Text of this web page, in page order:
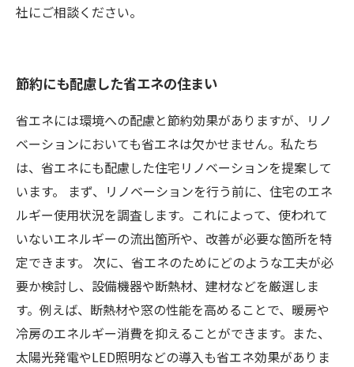
社にご相談ください。
節約にも配慮した省エネの住まい
省エネには環境への配慮と節約効果がありますが、リノ
ベーションにおいても省エネは欠かせません。私たち
は、省エネにも配慮した住宅リノベーションを提案して
います。 まず、リノベーションを行う前に、住宅のエネ
ルギー使用状況を調査します。これによって、使われて
いないエネルギーの流出箇所や、改善が必要な箇所を特
定できます。 次に、省エネのためにどのような工夫が必
要か検討し、設備機器や断熱材、建材などを厳選しま
す。例えば、断熱材や窓の性能を高めることで、暖房や
冷房のエネルギー消費を抑えることができます。また、
太陽光発電やLED照明などの導入も省エネ効果がありま